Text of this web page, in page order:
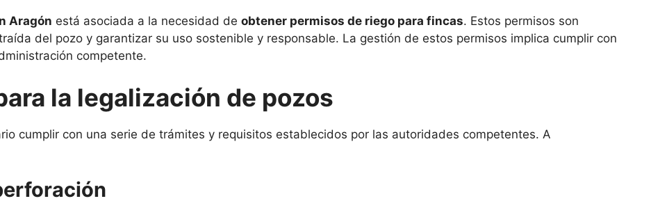
Aragón está asociada a la necesidad de obtener permisos de riego para fincas. Estos permisos son
del pozo y garantizar su uso sostenible y responsable. La gestión de estos permisos implica cumplir con
competente.
la legalización de pozos
cumplir con una serie de trámites y requisitos establecidos por las autoridades competentes. A